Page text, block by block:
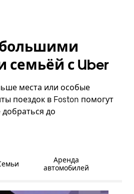
большими
семьёй с Uber
места или особые
поездок в Foston помогут
до
Аренда
автомобилей